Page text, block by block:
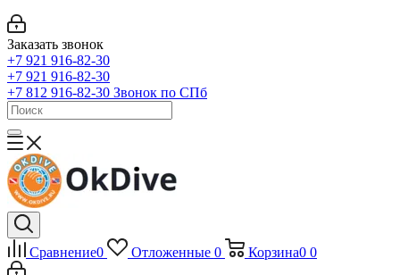
Заказать звонок
+7 921 916-82-30
+7 921 916-82-30
+7 812 916-82-30 Звонок по СПб
Сравнение0 Отложенные 0 Корзина0 0